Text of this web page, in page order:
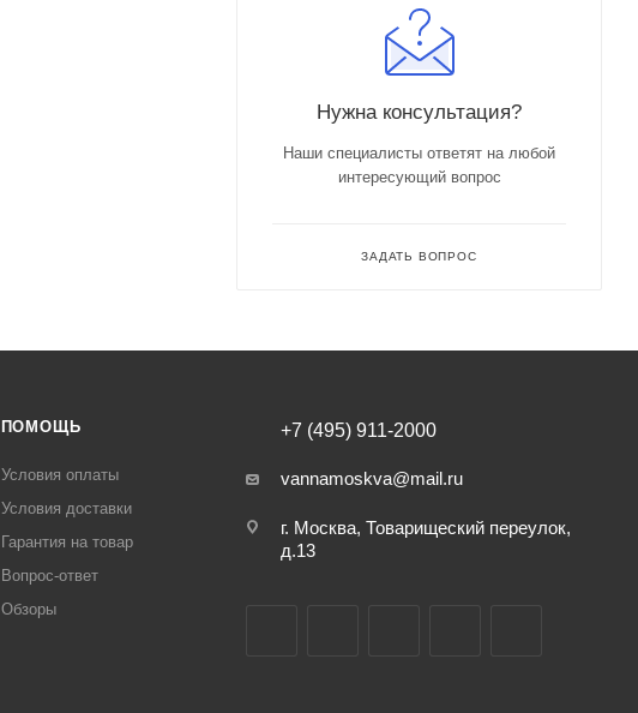
Нужна консультация?
Наши специалисты ответят на любой
интересующий вопрос
ЗАДАТЬ ВОПРОС
ПОМОЩЬ
Условия оплаты
Условия доставки
Гарантия на товар
Вопрос-ответ
Обзоры
+7 (495) 911-2000
vannamoskva@mail.ru
г. Москва, Товарищеский переулок,
д.13